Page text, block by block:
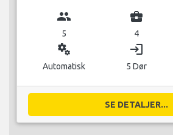
group
5
business_center
4
miscellaneous_services
Automatisk
login
5 Dør
SE DETALJER...